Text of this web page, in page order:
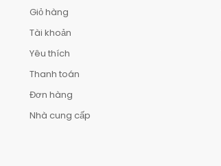
Giỏ hàng
Tài khoản
Yêu thích
Thanh toán
Đơn hàng
Nhà cung cấp